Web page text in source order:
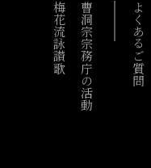
梅花流詠讃歌 曹洞宗宗務庁の活動 よくあるご質問